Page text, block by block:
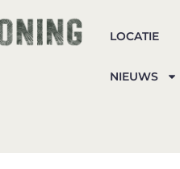
LOCATIE
NIEUWS